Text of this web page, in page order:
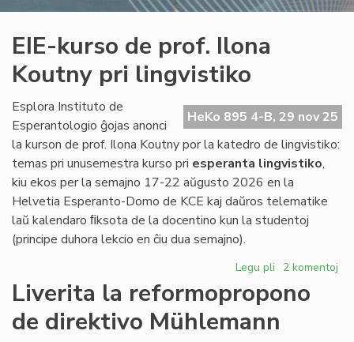
EIE-kurso de prof. Ilona
Koutny pri lingvistiko
HeKo 895 4-B, 29 nov 25
Esplora Instituto de
Esperantologio ĝojas anonci
la kurson de prof. Ilona Koutny por la katedro de lingvistiko:
temas pri unusemestra kurso pri esperanta lingvistiko,
kiu ekos per la semajno 17-22 aŭgusto 2026 en la
Helvetia Esperanto-Domo de KCE kaj daŭros telematike
laŭ kalendaro ﬁksota de la docentino kun la studentoj
(principe duhora lekcio en ĉiu dua semajno).
Legu pli pri
kurso
de
prof.
2 komentoj
Liverita la reformopropono
de direktivo Mühlemann